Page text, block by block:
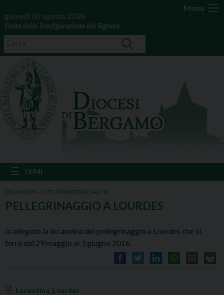
Menu
giovedì 06 agosto 2026
Festa della Trasfigurazione del Signore
DOCUMENTI - UFFICIO PASTORALE SALUTE
PELLEGRINAGGIO A LOURDES
In allegato la locandina del pellegrinaggio a Lourdes che si
terrà dal 29 maggio al 3 giugno 2016.
Locandina_Lourdes